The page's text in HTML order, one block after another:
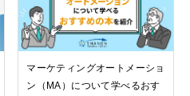
マーケティングオートメーショ
ン（MA）について学べるおす